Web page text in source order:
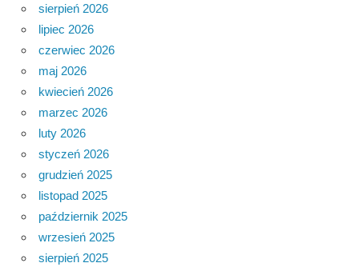
sierpień 2026
lipiec 2026
czerwiec 2026
maj 2026
kwiecień 2026
marzec 2026
luty 2026
styczeń 2026
grudzień 2025
listopad 2025
październik 2025
wrzesień 2025
sierpień 2025